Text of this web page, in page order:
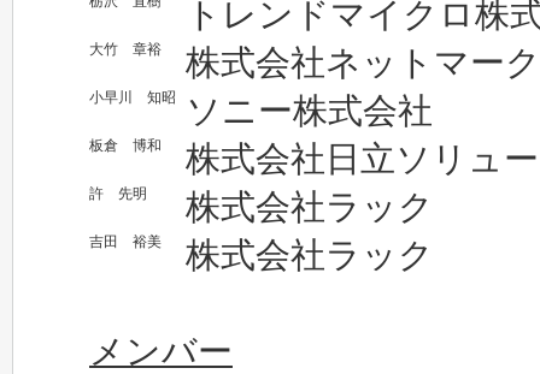
トレンドマイクロ株
大竹 章裕 株式会社ネットマー
小早川 知昭 ソニー株式会社
板倉 博和 株式会社日立ソリュ
許 先明 株式会社ラック
吉田 裕美 株式会社ラック
メンバー